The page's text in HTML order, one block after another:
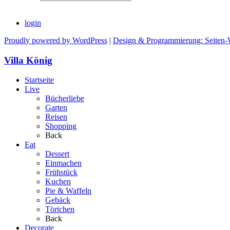
login
Proudly powered by WordPress | Design & Programmierung: Seiten-
Villa König
Startseite
Live
Bücherliebe
Garten
Reisen
Shopping
Back
Eat
Dessert
Einmachen
Frühstück
Kuchen
Pie & Waffeln
Gebäck
Törtchen
Back
Decorate